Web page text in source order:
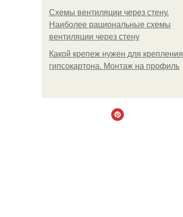
Схемы вентиляции через стену.
Наиболее рациональные схемы
вентиляции через стену
Какой крепеж нужен для крепления
гипсокартона. Монтаж на профиль